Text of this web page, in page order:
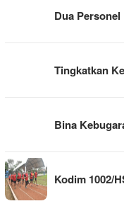
Dua
Tingkatkan
Bina
Kodim 1002/